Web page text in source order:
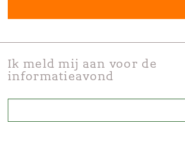
Ik meld mij aan voor de
informatieavond